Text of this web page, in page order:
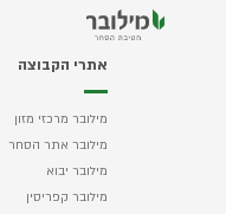
אתרי הקבוצה
מילובר מרכזי מזון
מילובר אתר הסחר
מילובר יבוא
מילובר קפריסין